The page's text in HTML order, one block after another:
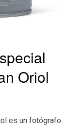
Oriol
es un fotógrafo